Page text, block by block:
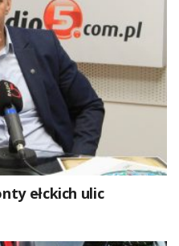
ełckich ulic